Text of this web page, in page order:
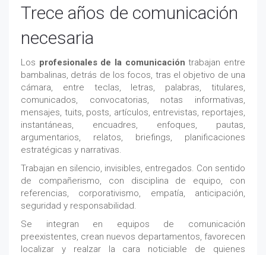
Trece años de comunicación
necesaria
Los profesionales de la comunicación trabajan entre
bambalinas, detrás de los focos, tras el objetivo de una
cámara, entre teclas, letras, palabras, titulares,
comunicados, convocatorias, notas informativas,
mensajes, tuits, posts, artículos, entrevistas, reportajes,
instantáneas, encuadres, enfoques, pautas,
argumentarios, relatos, briefings, planificaciones
estratégicas y narrativas.
Trabajan en silencio, invisibles, entregados. Con sentido
de compañerismo, con disciplina de equipo, con
referencias, corporativismo, empatía, anticipación,
seguridad y responsabilidad.
Se integran en equipos de comunicación
preexistentes, crean nuevos departamentos, favorecen
localizar y realzar la cara noticiable de quienes